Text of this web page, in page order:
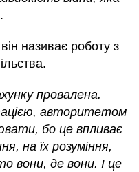
називає роботу з
провалена.
авторитетом
бо це впливає
на їх розуміння,
вони, де вони. І це